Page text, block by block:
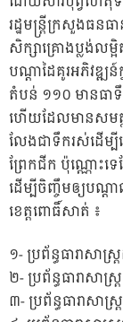
រដ្ឋមន្រ្តីក្រសួងធន
សិក្សាគ្រោងប្លង់លម្
បណ្តាដៃគូរអភិវឌ្
តំបន់ ១១០ មានធា
ហើយដែលមានសមត្
លែងជាទឹករស់ដើម្បី
ព្រែកជីក ប៉ុណ្ណោះទ
ដើម្បីចិញ្ចឹមឲ្យបណ្ត
ខេត្តពោធិ៍សាត់ ៖
១- ប្រព័ន្ធធារាសា
២- ប្រព័ន្ធធារាសា
៣- ប្រព័ន្ធធារាសា